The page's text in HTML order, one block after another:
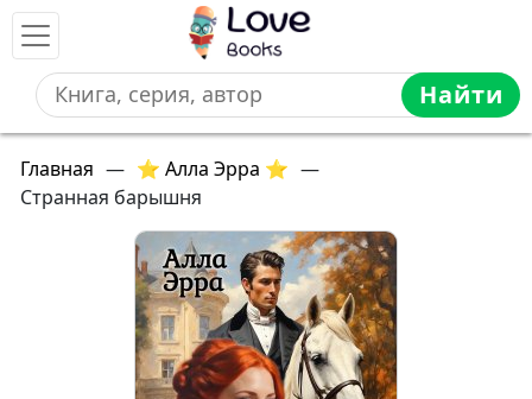
Найти
Главная — ⭐ Алла Эрра ⭐ —
Странная барышня